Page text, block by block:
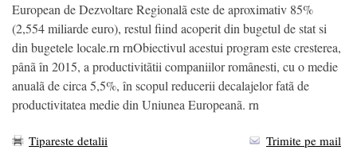
European de Dezvoltare Regionalã este de aproximativ 85%
(2,554 miliarde euro), restul fiind acoperit din bugetul de stat si
din bugetele locale.rn rnObiectivul acestui program este cresterea,
pânã în 2015, a productivitãtii companiilor românesti, cu o medie
anualã de circa 5,5%, în scopul reducerii decalajelor fatã de
productivitatea medie din Uniunea Europeanã. rn
Tipareste detalii
Trimite pe mail